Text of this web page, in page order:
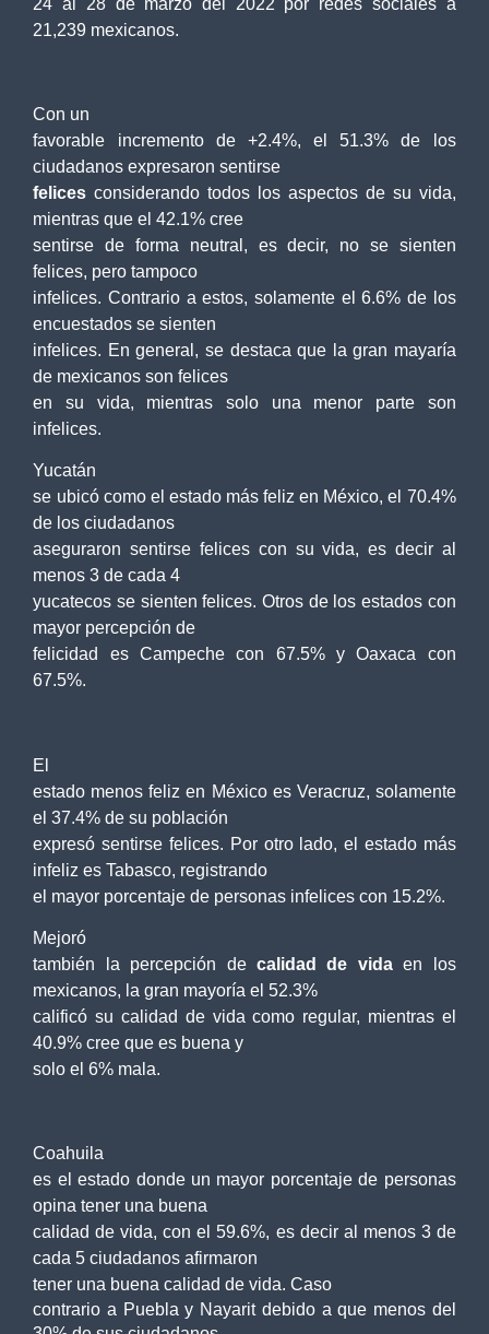
21,239 mexicanos.
Con un
favorable incremento de +2.4%, el 51.3% de los
ciudadanos expresaron sentirse
felices considerando todos los aspectos de su vida,
mientras que el 42.1% cree
sentirse de forma neutral, es decir, no se sienten
felices, pero tampoco
infelices. Contrario a estos, solamente el 6.6% de los
encuestados se sienten
infelices. En general, se destaca que la gran mayaría
de mexicanos son felices
en su vida, mientras solo una menor parte son
infelices.
Yucatán
se ubicó como el estado más feliz en México, el 70.4%
de los ciudadanos
aseguraron sentirse felices con su vida, es decir al
menos 3 de cada 4
yucatecos se sienten felices. Otros de los estados con
mayor percepción de
felicidad es Campeche con 67.5% y Oaxaca con
67.5%.
El
estado menos feliz en México es Veracruz, solamente
el 37.4% de su población
expresó sentirse felices. Por otro lado, el estado más
infeliz es Tabasco, registrando
el mayor porcentaje de personas infelices con 15.2%.
Mejoró
también la percepción de calidad de vidaen los
mexicanos, la gran mayoría el 52.3%
calificó su calidad de vida como regular, mientras el
40.9% cree que es buena y
solo el 6% mala.
Coahuila
es el estado donde un mayor porcentaje de personas
opina tener una buena
calidad de vida, con el 59.6%, es decir al menos 3 de
cada 5 ciudadanos afirmaron
tener una buena calidad de vida.Caso
contrario a Puebla y Nayarit debido a que menos del